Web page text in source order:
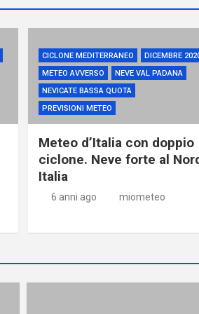
CICLONE MEDITERRANEO
DICEMBRE
METEO AVVERSO
NEVE VAL PADANA
NEVICATE BASSA QUOTA
PREVISIONI METEO
Meteo d’Italia con doppio
ciclone. Neve forte al
Italia
6 anni ago miometeo